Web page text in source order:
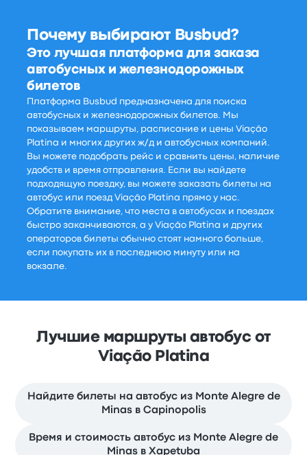
Почему выбирают Busbud?
Это лучшая платформа для заказа
автобусных и железнодорожных
билетов
Платформа Busbud предназначена для поиска
автобусных и железнодорожных билетов. Мы
показываем маршруты, расписание и цены Viação
Platina и многих других ж/д и автобусных компаний.
Вы можете подобрать рейс и сравнить цены, наличие
удобств и время отправления. Если вы найдете
подходящую поездку, вы можете заказать билеты на
автобус или поезд Viação Platina прямо у нас.
Обратите внимание, что места в автобусах и поездах
быстро заканчиваются, а у Viação Platina и других
операторов билеты обычно стоят намного больше,
если покупать их в последнюю минуту или на
вокзале.
Лучшие маршруты автобус от
Viação Platina
Найдите билеты на автобус из Monte Alegre de
Minas в Capinopolis
Время и стоимость автобус из Monte Alegre de
Minas в Xapetuba